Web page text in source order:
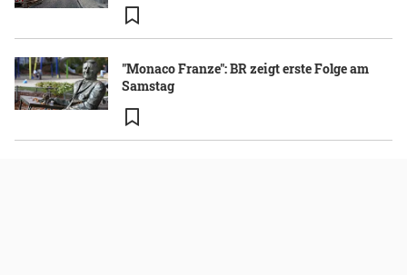
"Monaco Franze": BR zeigt erste Folge am
Samstag